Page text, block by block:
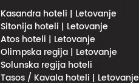
Kasandra hoteli | Letovanje
Sitonija hoteli | Letovanje
Atos hoteli | Letovanje
Olimpska regija | Letovanje
Solunska regija hoteli
Tasos / Kavala hoteli | Letovanje